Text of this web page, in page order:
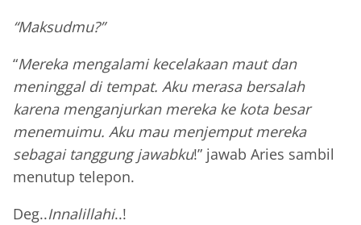
“Maksudmu?”
“Mereka mengalami kecelakaan maut dan
meninggal di tempat. Aku merasa bersalah
karena menganjurkan mereka ke kota besar
menemuimu. Aku mau menjemput mereka
sebagai tanggung jawabku!” jawab Aries sambil
menutup telepon.
Deg..Innalillahi..!